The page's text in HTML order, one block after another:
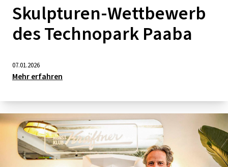
Skulpturen-Wettbewerb
des Technopark Paaba
07.01.2026
Mehr erfahren